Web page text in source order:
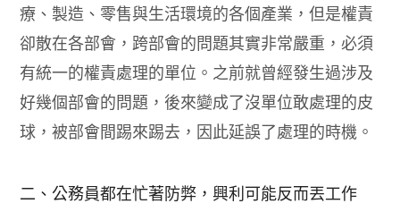
療、製造、零售與生活環境的各個產業，但是權責
卻散在各部會，跨部會的問題其實非常嚴重，必須
有統一的權責處理的單位。之前就曾經發生過涉及
好幾個部會的問題，後來變成了沒單位敢處理的皮
球，被部會間踢來踢去，因此延誤了處理的時機。
二、公務員都在忙著防弊，興利可能反而丟工作